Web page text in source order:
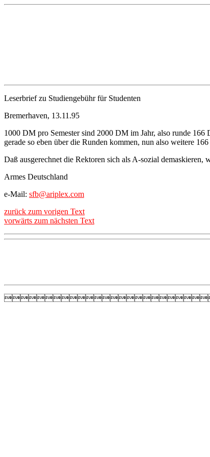
Leserbrief zu Studiengebühr für Studenten
Bremerhaven, 13.11.95
1000 DM pro Semester sind 2000 DM im Jahr, also runde 166
gerade so eben über die Runden kommen, nun also weitere
Daß ausgerechnet die Rektoren sich als A-sozial
Armes Deutschland
e-Mail: sfb@ariplex.com
zurück zum vorigen Text
vorwärts zum nächsten Text